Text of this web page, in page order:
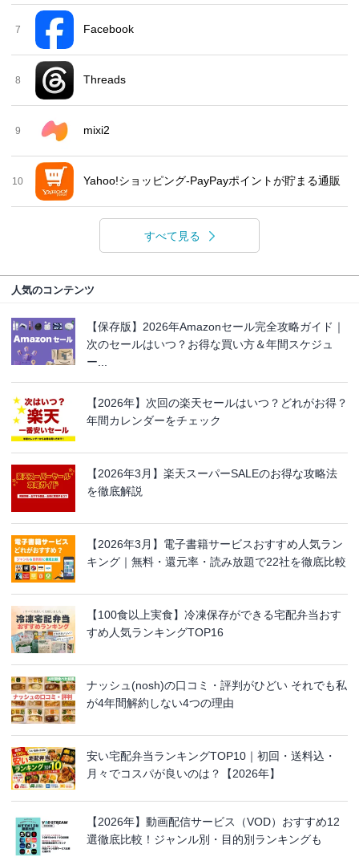
7 Facebook
8 Threads
9 mixi2
10 Yahoo!ショッピング-PayPayポイントが貯まる通販
すべて見る
人気のコンテンツ
【保存版】2026年Amazonセール完全攻略ガイド｜
次のセールはいつ？お得な買い方＆年間スケジュ
ー...
【2026年】次回の楽天セールはいつ？どれがお得？
年間カレンダーをチェック
【2026年3月】楽天スーパーSALEのお得な攻略法
を徹底解説
【2026年3月】電子書籍サービスおすすめ人気ラン
キング｜無料・還元率・読み放題で22社を徹底比較
【100食以上実食】冷凍保存ができる宅配弁当おす
すめ人気ランキングTOP16
ナッシュ(nosh)の口コミ・評判がひどい それでも私
が4年間解約しない4つの理由
安い宅配弁当ランキングTOP10｜初回・送料込・
月々でコスパが良いのは？【2026年】
【2026年】動画配信サービス（VOD）おすすめ12
選徹底比較！ジャンル別・目的別ランキングも